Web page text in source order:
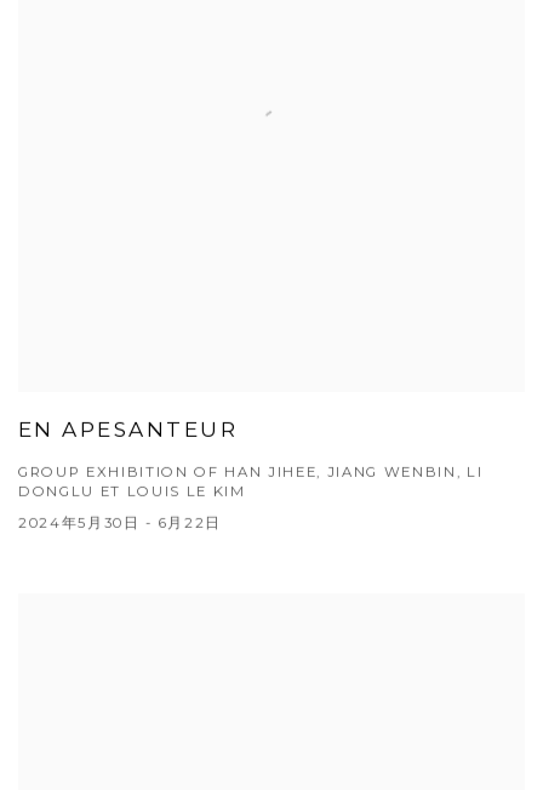
EN APESANTEUR
GROUP EXHIBITION OF HAN JIHEE, JIANG WENBIN, LI
DONGLU ET LOUIS LE KIM
2024年5月30日 - 6月22日